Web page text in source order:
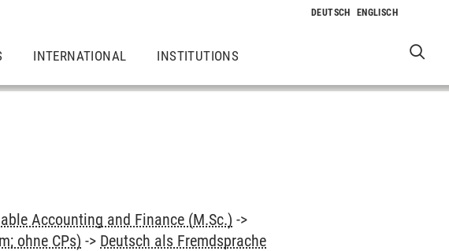
INTERNATIONAL INSTITUTIONS
Accounting and Finance (M.Sc.) ->
ohne CPs) -> Deutsch als Fremdsprache